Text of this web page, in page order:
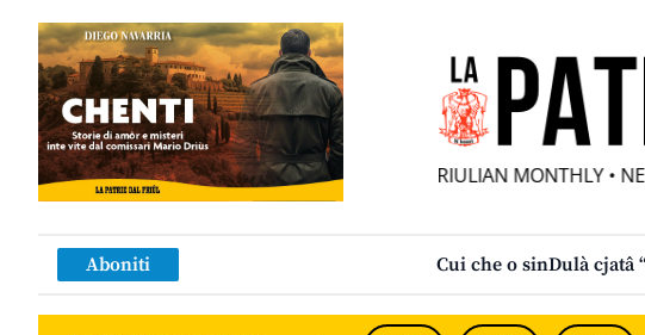
FURLAN INDIPENDENT • INDEPENDENT FRIULIAN MONTHLY •
Aboniti Cui che o sinDulà cjatâ